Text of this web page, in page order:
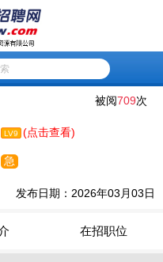
被阅709次
LV9 (点击查看)
急
发布日期：2026年03月03日
在招职位